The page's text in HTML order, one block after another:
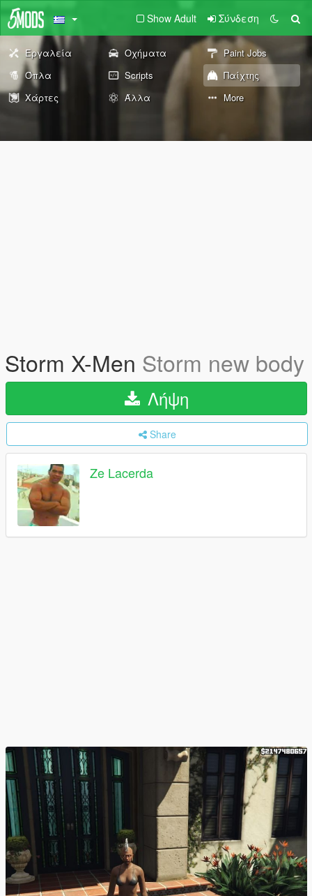
Show Adult Σύνδεση
Εργαλεία Οχήματα
Paint Jobs
Όπλα
Scripts
Παίχτης
Χάρτες
Άλλα More
Storm X-Men Storm new body
Λήψη
Share
Ze Lacerda